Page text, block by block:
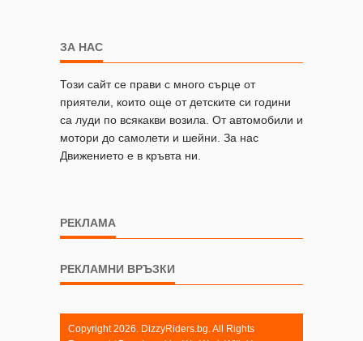
ЗА НАС
Този сайт се прави с много сърце от
приятели, които още от детските си години
са луди по всякакви возила. От автомобили и
мотори до самолети и шейни. За нас
Движението е в кръвта ни.
РЕКЛАМА
РЕКЛАМНИ ВРЪЗКИ
Copyright 2026. DizzyRiders.bg. All Rights